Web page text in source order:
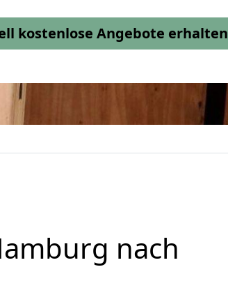
kostenlose Angebote erhalten
nach